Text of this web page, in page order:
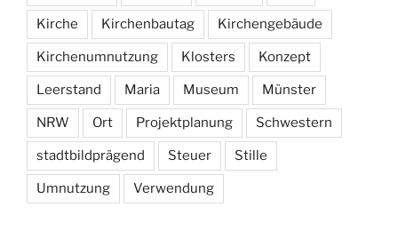
Kirche Kirchenbautag Kirchengebäude
Kirchenumnutzung Klosters Konzept
Leerstand Maria Museum Münster
NRW Ort Projektplanung Schwestern
stadtbildprägend Steuer Stille
Umnutzung Verwendung